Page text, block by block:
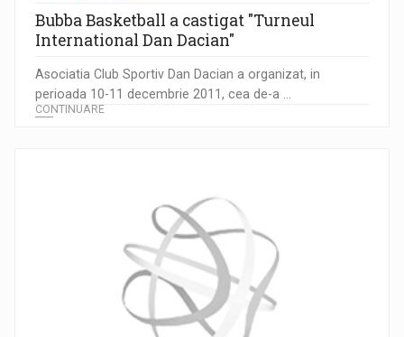
Bubba Basketball a castigat "Turneul
International Dan Dacian"
Asociatia Club Sportiv Dan Dacian a organizat, in
perioada 10-11 decembrie 2011, cea de-a ...
CONTINUARE